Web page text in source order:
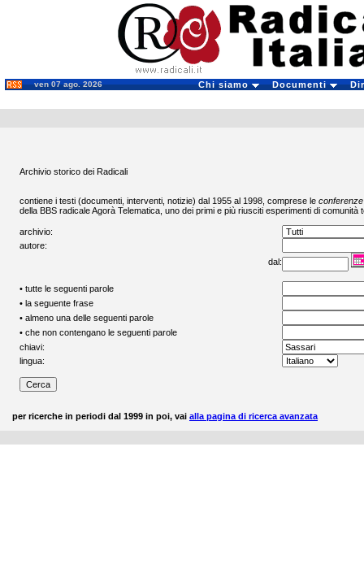
ven 07 ago. 2026 Chi siamo Documenti
Archivio storico dei Radicali
contiene i testi (documenti, interventi, notizie) dal 1955 al 1998, comprese le conferenze
della BBS radicaleAgorà Telematica , uno dei primi e più riusciti esperimenti di comunità
archivio:
autore:
dal:
• tutte le seguenti parole
• la seguente frase
• almeno una delle seguenti parole
• che non contengano le seguenti parole
chiavi:
lingua:
per ricerche in periodi dal 1999 in poi, vai alla pagina di ricerca avanzata